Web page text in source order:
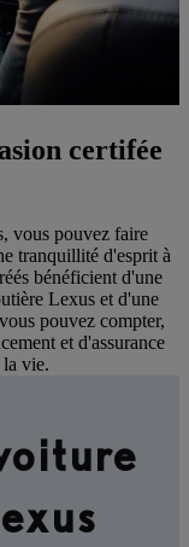
certifée
vous pouvez faire
tranquillité d'esprit à
bénéficient d'une
Lexus et d'une
pouvez compter,
et d'assurance
vie.